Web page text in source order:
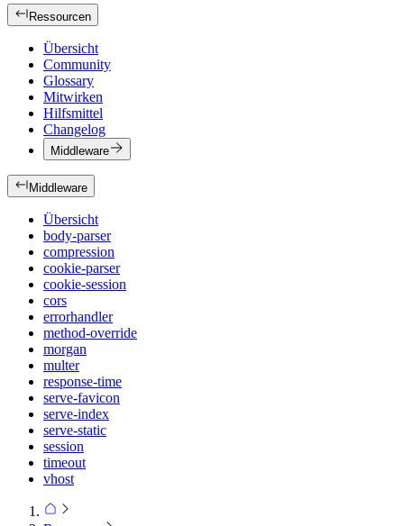
Ressourcen
Übersicht
Community
Glossary
Mitwirken
Hilfsmittel
Changelog
Middleware
Middleware
Übersicht
body-parser
compression
cookie-parser
cookie-session
cors
errorhandler
method-override
morgan
multer
response-time
serve-favicon
serve-index
serve-static
session
timeout
vhost